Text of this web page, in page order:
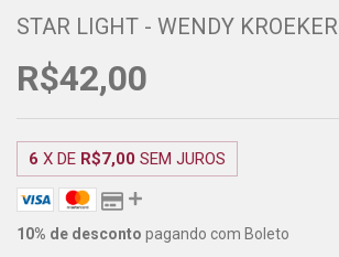
STAR LIGHT - WENDY KROEKER
R$42,00
6 X DE R$7,00 SEM JUROS
10% de desconto pagando com Boleto